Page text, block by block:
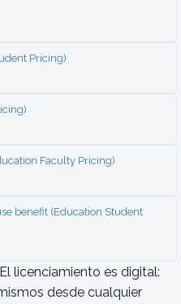
Pricing)
Faculty Pricing)
benefit (Education Student
licenciamiento es digital:
desde cualquier